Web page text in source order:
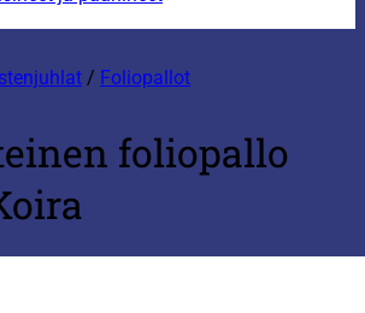
/ Foliopallot
foliopallo